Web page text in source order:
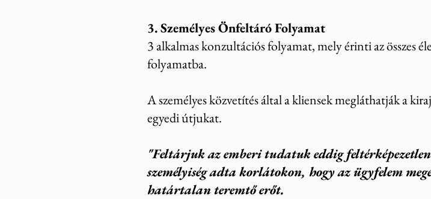
3. Személyes Önfeltáró Folyamat
3 alkalmas konzultációs folyamat, mely érinti az összes
folyamatba.
A személyes közvetítés által a kliensek megláthatják a
egyedi útjukat.
"Feltárjukaz emberi tudatuk eddig
személyiség adta korlátokon, hogy az ügyfelem
határtalan teremtő erőt.